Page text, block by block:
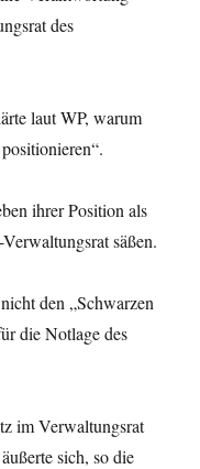
des
laut WP, warum
ihrer Position als
säßen.
den „Schwarzen
die Notlage des
im Verwaltungsrat
sich, so die